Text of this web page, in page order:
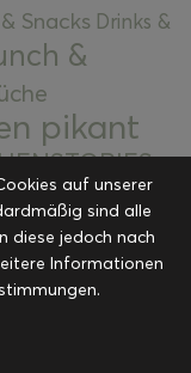
Snacks Drinks &
&
pikant
Kuchen und
&
Ostern Resteküche
auf unserer
sind alle
diese jedoch nach
Informationen